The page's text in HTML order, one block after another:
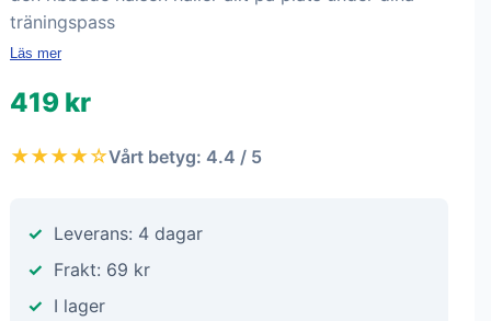
träningspass
Läs mer
419 kr
★★★★☆Vårt betyg: 4.4 / 5
Leverans: 4 dagar
Frakt: 69 kr
I lager